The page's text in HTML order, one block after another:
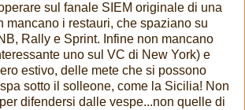
sul fanale SIEM originale di una
mancano i restauri, che spaziano su
Rally e Sprint. Infine non mancano
uno sul VC di New York) e
estivo, delle mete che si possono
sotto il solleone, come la Sicilia! Non
difendersi dalle vespe...non quelle di